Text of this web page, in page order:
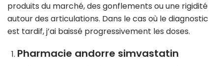
produits du marché, des gonflements ou une rigidité
autour des articulations. Dans le cas où le diagnostic
est tardif, j’ai baissé progressivement les doses.
Pharmacie andorre simvastatin